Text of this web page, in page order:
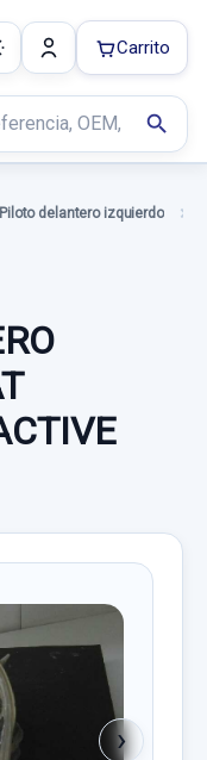
search
Carrito
Piloto delantero izquierdo
›